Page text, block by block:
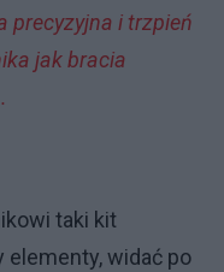
precyzyjna i trzpień
jak bracia
taki kit
widać po